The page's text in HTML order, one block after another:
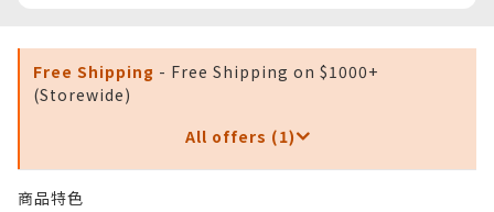
Free Shipping - Free Shipping on $1000+
(Storewide)
All offers (1)
商品特色